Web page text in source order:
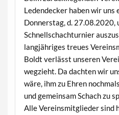
Ledendecker haben wir uns
Donnerstag, d. 27.08.2020,
Schnellschachturnier
langjähriges treues
Boldt verlässt unseren
wegzieht. Da dachten wir
wäre, ihm zu Ehren
und gemeinsam Schach zu
Alle Vereinsmitglieder sind